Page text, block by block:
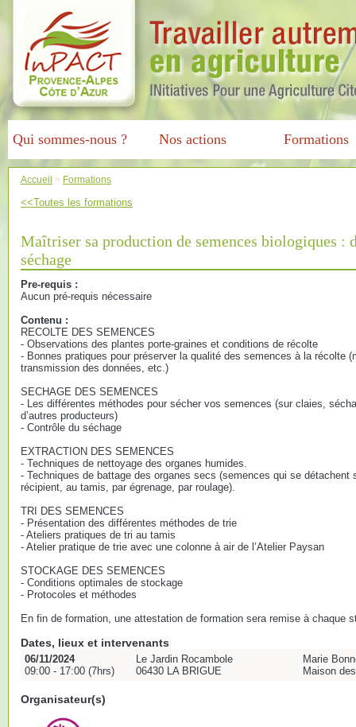
Qui sommes-nous ? Nos actions Formations
Accueil > Formations
<<Toutes les formations
Maîtriser sa production de semences biologiques :
séchage
Pre-requis :
Aucun pré-requis nécessaire
Contenu :
RECOLTE DES SEMENCES
- Observations des plantes porte-graines et conditions de récolte
- Bonnes pratiques pour préserver la qualité des semences à la récolte
transmission des données, etc.)
SECHAGE DES SEMENCES
- Les différentes méthodes pour sécher vos semences (sur claies,
d’autres producteurs)
- Contrôle du séchage
EXTRACTION DES SEMENCES
- Techniques de nettoyage des organes humides.
- Techniques de battage des organes secs (semences qui se
récipient, au tamis, par égrenage, par roulage).
TRI DES SEMENCES
- Présentation des différentes méthodes de trie
- Ateliers pratiques de tri au tamis
- Atelier pratique de trie avec une colonne à air de l’Atelier Paysan
STOCKAGE DES SEMENCES
- Conditions optimales de stockage
- Protocoles et méthodes
En fin de formation, une attestation de formation sera remise à chaque
Dates, lieux et intervenants
06/11/2024
09:00 - 17:00 (7hrs)
Le Jardin Rocambole
06430 LA BRIGUE
Marie
Maison
Organisateur(s)